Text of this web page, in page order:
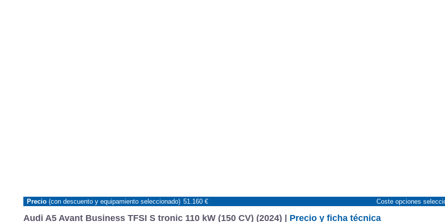
Audi A5 Avant Business TFSI S tronic 110 kW (150 CV) (2024) | Precio y ficha técnica
Precio (con descuento y equipamiento seleccionado) 51.160 € Coste opciones